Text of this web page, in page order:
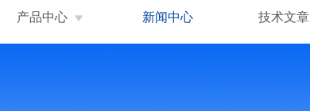
产品中心 新闻中心 技术文章